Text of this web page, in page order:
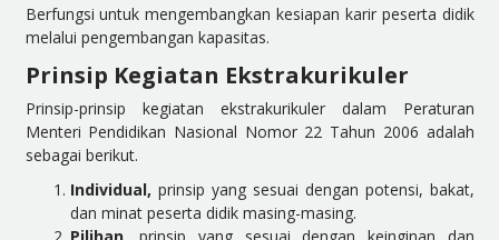
Berfungsi untuk mengembangkan kesiapan karir peserta didik
melalui pengembangan kapasitas.
Prinsip Kegiatan Ekstrakurikuler
Prinsip-prinsip kegiatan ekstrakurikuler dalam Peraturan
Menteri Pendidikan Nasional Nomor 22 Tahun 2006 adalah
sebagai berikut.
Individual, prinsip yang sesuai dengan potensi, bakat,
dan minat peserta didik masing-masing.
Pilihan,
prinsip yang sesuai dengan keinginan dan